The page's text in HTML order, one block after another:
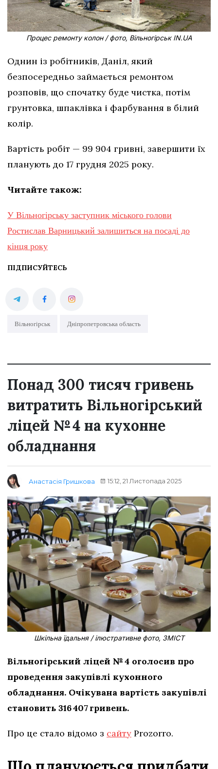
Процес ремонту колон / фото, Вільногірськ IN.UA
Однин із робітників, Даніл, який
безпосередньо займається ремонтом
розповів, що спочатку буде чистка, потім
грунтовка, шпаклівка і фарбування в білий
колір.
Вартість робіт — 99 904 гривні, завершити їх
планують до 17 грудня 2025 року.
Читайте також:
У Вільногірську заступник міського голови
Ростислав Варницький залишиться на посаді до
кінця року
ПІДПИСУЙТЕСЬ
Вільногірськ Дніпропетровська область
Понад 300 тисяч гривень
витратить Вільногірський
ліцей № 4 на кухонне
обладнання
Анастасія Гришкова 15:12, 21 Листопада 2025
Шкільна їдальня / ілюстративне фото, ЗМІСТ
Вільногірський ліцей № 4 оголосив про
проведення закупівлі кухонного
обладнання. Очікувана вартість закупівлі
становить 316 407 гривень.
Про це стало відомо з сайту Prozorro.